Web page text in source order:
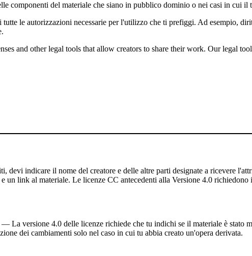
componenti del materiale che siano in pubblico dominio o nei casi in cui il
le autorizzazioni necessarie per l'utilizzo che ti prefiggi. Ad esempio,
and other legal tools that allow creators to share their work. Our legal
devi indicare il nome del creatore e delle altre parti designate a ricevere
un link al materiale. Le licenze CC antecedenti alla Versione 4.0
— La versione 4.0 delle licenze richiede che tu indichi se il materiale è stato
dei cambiamenti solo nel caso in cui tu abbia creato un'opera derivata.